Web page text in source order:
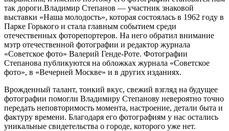
так дороги.Владимир Степанов — участник знаковой
выставки «Наша молодость», которая состоялась в 1962 году в
Парке Горького и стала главным событием среди
отечественных фоторепортеров. На него обратил внимание
мэтр отечественной фотографии и редактор журнала
«Советское фото» Валерий Генде-Роте. Фотографии
Степанова публикуются на обложках журнала «Советское
фото», в «Вечерней Москве» и в других изданиях.
Врожденный талант, тонкий вкус, свежий взгляд на будущее
фотографии помогли Владимиру Степанову невероятно точно
передать неповторимость момента, настроение, детали быта и
фактуру времени. Благодаря его фотографиям у нас остались
уникальные свидетельства о городе, которого уже нет.